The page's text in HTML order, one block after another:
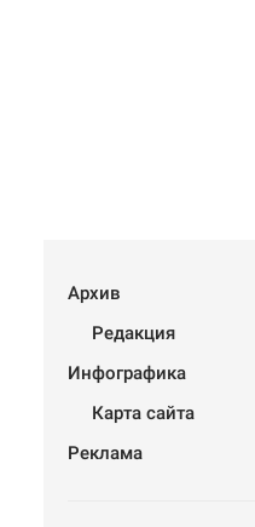
Архив
Редакция
Инфографика
Карта сайта
Реклама